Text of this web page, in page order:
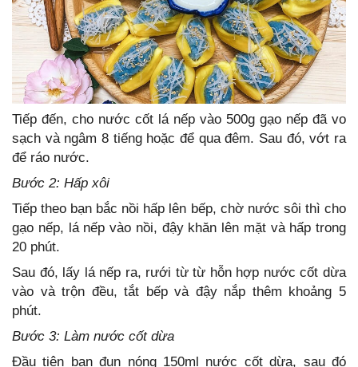
Tiếp đến, cho nước cốt lá nếp vào 500g gạo nếp đã vo
sạch và ngâm 8 tiếng hoặc để qua đêm. Sau đó, vớt ra
để ráo nước.
Bước 2: Hấp xôi
Tiếp theo bạn bắc nồi hấp lên bếp, chờ nước sôi thì cho
gạo nếp, lá nếp vào nồi, đậy khăn lên mặt và hấp trong
20 phút.
Sau đó, lấy lá nếp ra, rưới từ từ hỗn hợp nước cốt dừa
vào và trộn đều, tắt bếp và đậy nắp thêm khoảng 5
phút.
Bước 3: Làm nước cốt dừa
Đầu tiên bạn đun nóng 150ml nước cốt dừa, sau đó